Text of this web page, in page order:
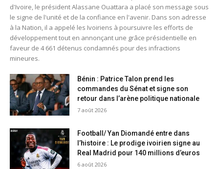
d'Ivoire, le président Alassane Ouattara a placé son message sous
le signe de l'unité et de la confiance en l'avenir. Dans son adresse
à la Nation, il a appelé les Ivoiriens à poursuivre les efforts de
développement tout en annonçant une grâce présidentielle en
faveur de 4 661 détenus condamnés pour des infractions
mineures.
Bénin : Patrice Talon prend les
commandes du Sénat et signe son
retour dans l’arène politique nationale
7 août 2026
Football/ Yan Diomandé entre dans
l’histoire : Le prodige ivoirien signe au
Real Madrid pour 140 millions d’euros
6 août 2026